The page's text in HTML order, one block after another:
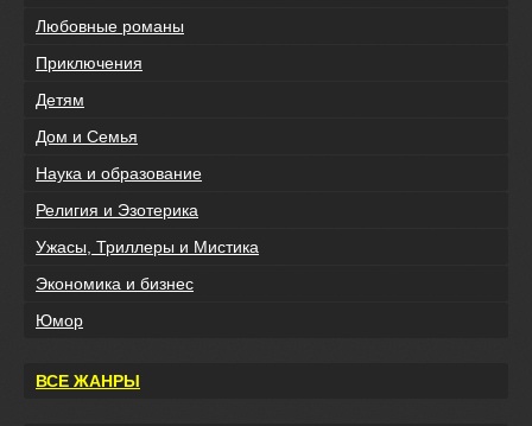
Любовные романы
Приключения
Детям
Дом и Семья
Наука и образование
Религия и Эзотерика
Ужасы, Триллеры и Мистика
Экономика и бизнес
Юмор
ВСЕ ЖАНРЫ